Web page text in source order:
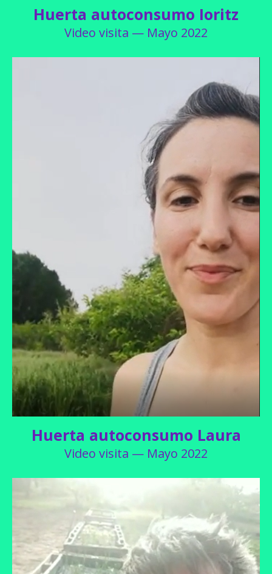
Huerta autoconsumo Ioritz
Video visita — Mayo 2022
Huerta autoconsumo Laura
Video visita — Mayo 2022